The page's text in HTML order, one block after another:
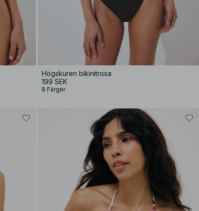
Högskuren bikinitrosa
199 SEK
8 Färger